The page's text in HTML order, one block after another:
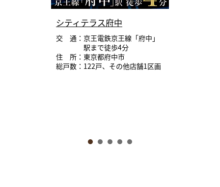
シティテラス府中
交 通：京王電鉄京王線「府中」
駅まで徒歩4分
住 所：東京都府中市
総戸数：122戸、その他店舗1区画